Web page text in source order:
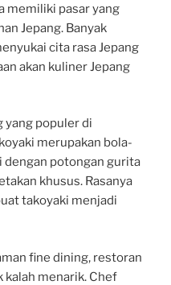
memiliki pasar yang
Jepang. Banyak
cita rasa Jepang
akan kuliner Jepang
yang populer di
merupakan bola-
dengan potongan gurita
khusus. Rasanya
takoyaki menjadi
fine dining, restoran
kalah menarik. Chef